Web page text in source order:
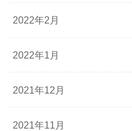
2022年2月
2022年1月
2021年12月
2021年11月